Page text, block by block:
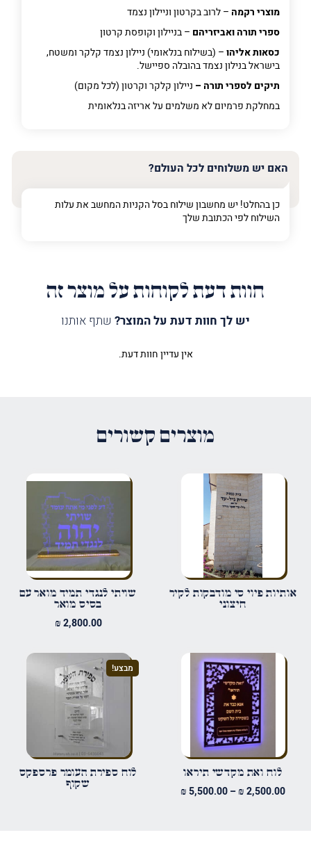
מוצרי רקמה – לרוב בקרטון וניילון נצמד
ספרי תורה ואביזריהם – בניילון וקופסת קרטון
כסאות אליהו– (בשילוח בנלאומי) ניילון נצמד קלקר ומשטח,
בישראל בנילון נצמד בהובלה ספיישל.
תיקים לספרי תורה – ניילון קלקר וקרטון (לכל מקום)
במחלקת פרמיוםלא משלמים על אריזה בנלאומית
האם יש משלוחים לכל העולם?
כן בהחלט! יש מחשבון שילוח בסל הקניות המחשב את עלות
השילוח לפי הכתובת שלך
חוות דעת לקוחות על מוצר זה
יש לך חוות דעת על המוצר? שתף אותנו
הביקורת שלך*
שם*
שמור בדפדפן זה את השם, האימייל והאתר שלי לפעם הבאה שאגיב.
אין עדיין חוות דעת.
מוצרים קשורים
אותיות פיוי סי מודבקות לקיר
חיצוני
שויתי לנגדי תמיד מואר עם
בסיס מואר
₪2,800.00
לוח ואת מקדשי תיראו
₪2,500.00
–
₪5,500.00
מבצע!
לוח ספירת העומר פרספקס
שקוף